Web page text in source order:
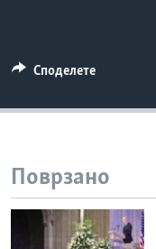
Споделете
Поврзано